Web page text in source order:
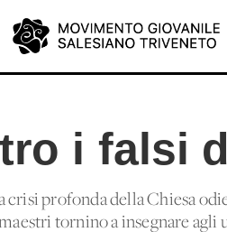
i falsi
profonda della Chiesa
tornino a insegnare